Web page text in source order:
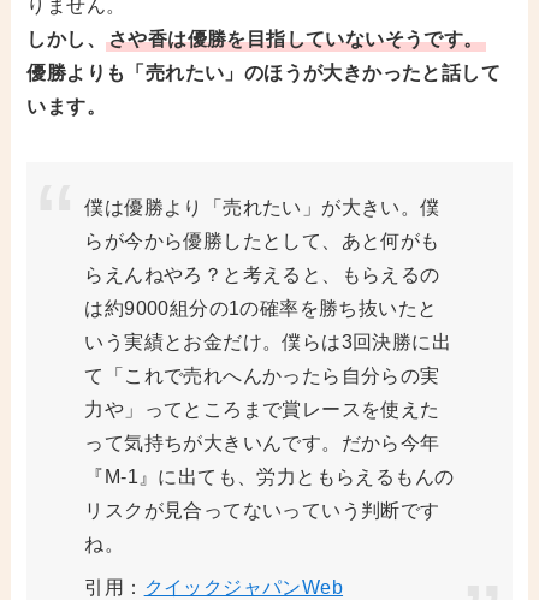
りません。
しかし、さや香は優勝を目指していないそうです。
優勝よりも「売れたい」のほうが大きかったと話して
います。
僕は優勝より「売れたい」が大きい。僕
らが今から優勝したとして、あと何がも
らえんねやろ？と考えると、もらえるの
は約9000組分の1の確率を勝ち抜いたと
いう実績とお金だけ。僕らは3回決勝に出
て「これで売れへんかったら自分らの実
力や」ってところまで賞レースを使えた
って気持ちが大きいんです。だから今年
『M-1』に出ても、労力ともらえるもんの
リスクが見合ってないっていう判断です
ね。
引用： クイックジャパンWeb